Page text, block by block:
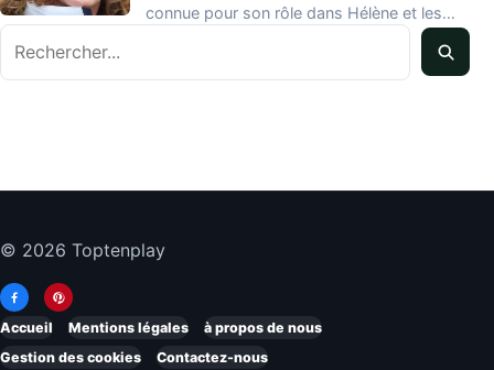
connue pour son rôle dans Hélène et les
Rechercher
© 2026 Toptenplay
Accueil Mentions légales
à propos de nous
Gestion des cookies
Contactez-nous